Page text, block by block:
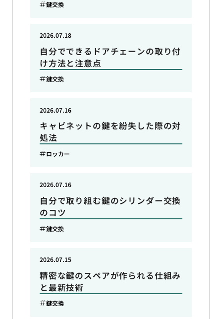
鍵交換
自分でできるドアチェーンの取り付
け方法と注意点
2026.07.18
鍵交換
キャビネットの鍵を紛失した際の対
処法
2026.07.16
ロッカー
自分で取り組む鍵のシリンダー交換
のコツ
2026.07.16
鍵交換
精密な鍵のスペアが作られる仕組み
と最新技術
2026.07.15
鍵交換